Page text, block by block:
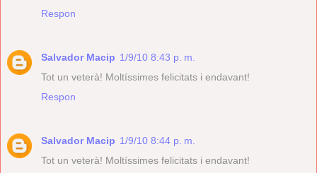
Respon
Salvador Macip 1/9/10 8:43 p. m.
Tot un veterà! Moltíssimes felicitats i endavant!
Respon
Salvador Macip 1/9/10 8:44 p. m.
Tot un veterà! Moltíssimes felicitats i endavant!